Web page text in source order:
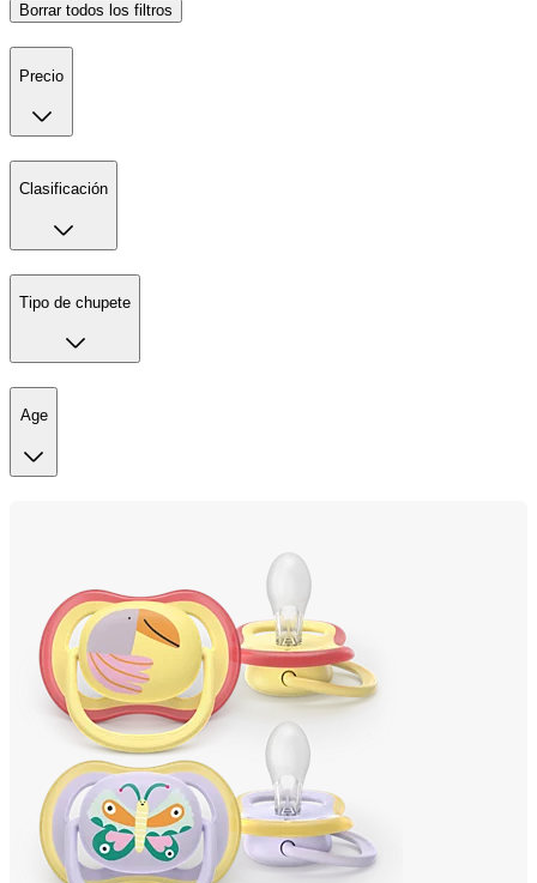
Borrar todos los filtros
Precio
Clasificación
Tipo de chupete
Age